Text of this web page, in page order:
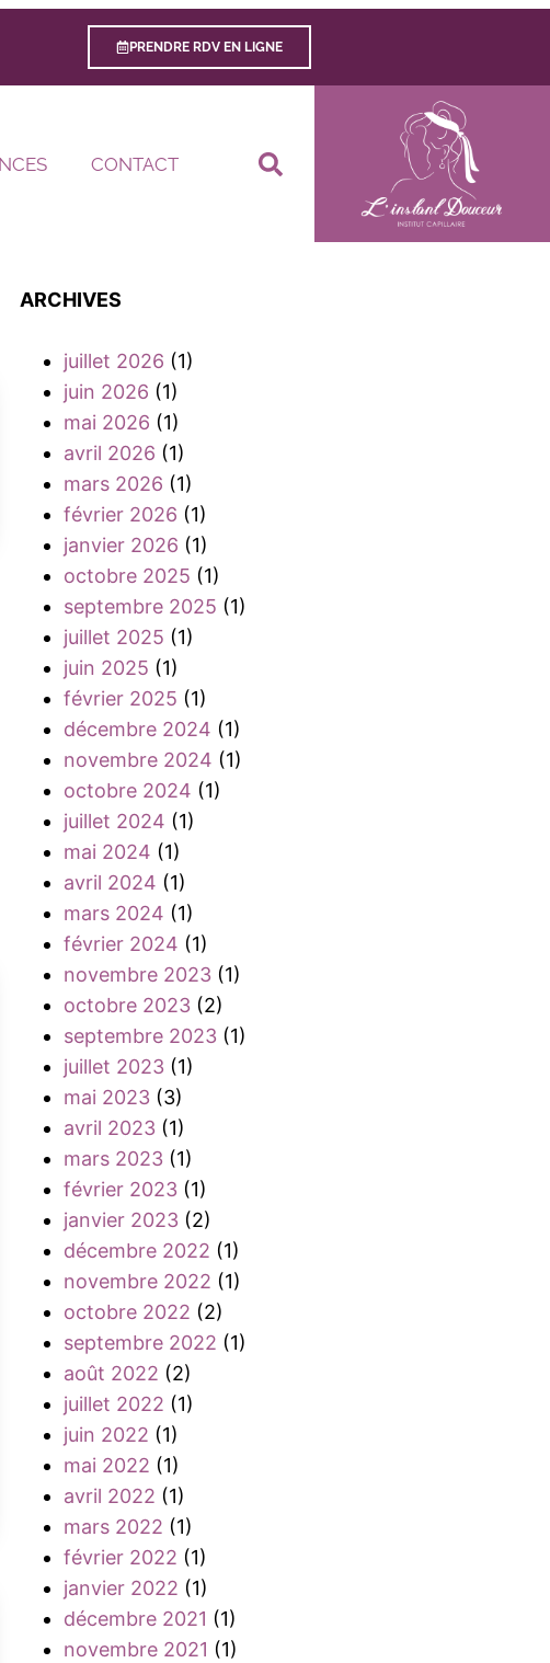
PRENDRE RDV EN LIGNE
CONTACT
ARCHIVES
juillet 2026 (1)
juin 2026 (1)
mai 2026 (1)
avril 2026 (1)
mars 2026 (1)
février 2026 (1)
janvier 2026 (1)
octobre 2025 (1)
septembre 2025 (1)
juillet 2025 (1)
juin 2025 (1)
février 2025 (1)
décembre 2024 (1)
novembre 2024 (1)
octobre 2024 (1)
juillet 2024 (1)
mai 2024 (1)
avril 2024 (1)
mars 2024 (1)
février 2024 (1)
novembre 2023 (1)
octobre 2023 (2)
septembre 2023 (1)
juillet 2023 (1)
mai 2023 (3)
avril 2023 (1)
mars 2023 (1)
février 2023 (1)
janvier 2023 (2)
décembre 2022 (1)
novembre 2022 (1)
octobre 2022 (2)
septembre 2022 (1)
août 2022 (2)
juillet 2022 (1)
juin 2022 (1)
mai 2022 (1)
avril 2022 (1)
mars 2022 (1)
février 2022 (1)
janvier 2022 (1)
décembre 2021 (1)
novembre 2021 (1)